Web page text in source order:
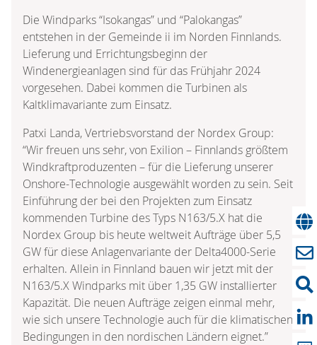
Die Windparks “Isokangas” und “Palokangas”
entstehen in der Gemeinde ii im Norden Finnlands.
Lieferung und Errichtungsbeginn der
Windenergieanlagen sind für das Frühjahr 2024
vorgesehen. Dabei kommen die Turbinen als
Kaltklimavariante zum Einsatz.
Patxi Landa, Vertriebsvorstand der Nordex Group:
“Wir freuen uns sehr, von Exilion – Finnlands größtem
Windkraftproduzenten – für die Lieferung unserer
Onshore-Technologie ausgewählt worden zu sein. Seit
Einführung der bei den Projekten zum Einsatz
kommenden Turbine des Typs N163/5.X hat die
Nordex Group bis heute weltweit Aufträge über 5,5
GW für diese Anlagenvariante der Delta4000-Serie
erhalten. Allein in Finnland bauen wir jetzt mit der
N163/5.X Windparks mit über 1,35 GW installierter
Kapazität. Die neuen Aufträge zeigen einmal mehr,
wie sich unsere Technologie auch für die klimatischen
Bedingungen in den nordischen Ländern eignet.”